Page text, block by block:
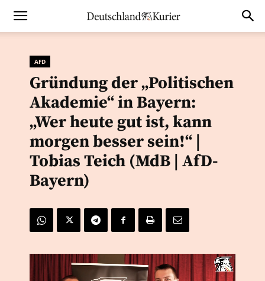
AFD
Gründung der „Politischen
Akademie“ in Bayern:
„Wer heute gut ist, kann
morgen besser sein!“ |
Tobias Teich (MdB | AfD-
Bayern)